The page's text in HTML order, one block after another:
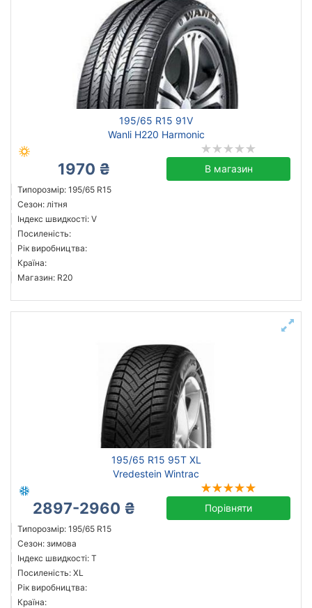
195/65 R15 91V
Wanli H220 Harmonic
1970 ₴ В магазин
Типорозмір: 195/65 R15
Сезон: літня
Індекс швидкості: V
Посиленість:
Рік виробництва:
Країна:
Магазин: R20
195/65 R15 95T XL
Vredestein Wintrac
2897-2960 ₴ Порівняти
Типорозмір: 195/65 R15
Сезон: зимова
Індекс швидкості: T
Посиленість: XL
Рік виробництва:
Країна: